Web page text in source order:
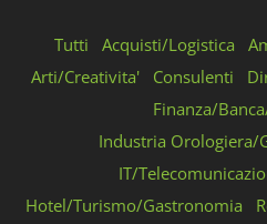
Tutti Acquisti/Logistica
Arti/Creativita'
Consulenti
Finanza/
Industria Orologiera/
IT/
Hotel/Turismo/Gastronomia